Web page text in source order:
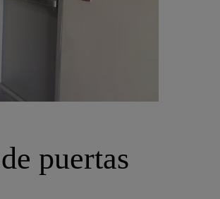
puertas